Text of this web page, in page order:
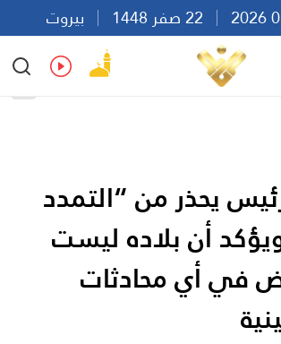
بيروت
Ar
يحذر من “التمدد
أن بلاده ليست
في أي محادثات